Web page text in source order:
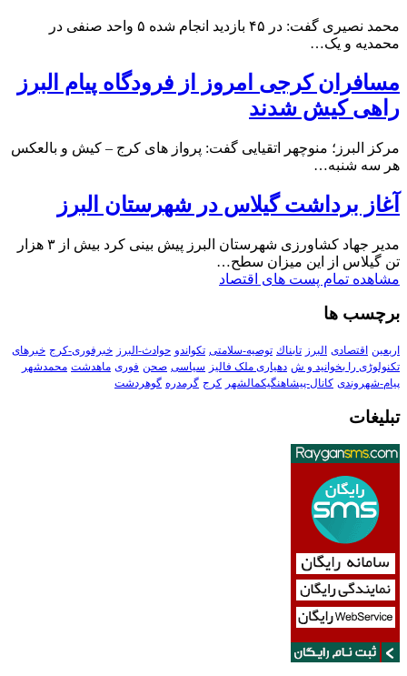
محمد نصیری گفت: در ۴۵ بازدید انجام شده ۵ واحد صنفی در
محمدیه و یک…
مسافران کرجی امروز از فرودگاه پیام البرز
راهی کیش شدند
مرکز البرز؛ منوچهر اتقیایی گفت: پرواز های کرج – کیش و بالعکس
هر سه شنبه…
آغاز برداشت گیلاس در شهرستان البرز
مدیر جهاد کشاورزی شهرستان البرز پیش بینی کرد بیش از ۳ هزار
تن گیلاس از این میزان سطح…
مشاهده تمام پست های اقتصاد
برچسب ها
اربعین اقتصادی البرز تابناك توصیه-سلامتی تکواندو حوادث-البرز خبرفوری-کرج خبرهای
تکنولوڑی را بخوانید و ش دهیاری ملک فالیز سیاسی صحن فوری ماهدشت محمدشهر
پیام-شهروندی کانال-پیشاهنگیکمالشهر کرج گرمدره گوهردشت
تبلیغات